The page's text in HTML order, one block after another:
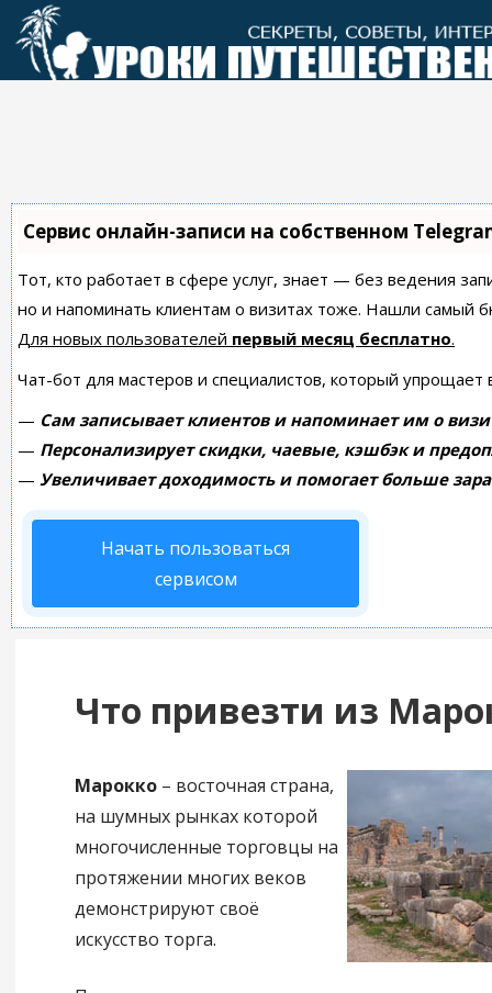
Перейти
контенту
Сервис онлайн-записи на собственном
Тот, кто работает в сфере услуг, знает — без ведения
но и напоминать клиентам о визитах тоже. Нашли самый
Для новых пользователей первый месяц бесплатно.
Чат-бот для мастеров и специалистов, который упрощает
— Сам записывает клиентов и напоминает им о
— Персонализирует скидки, чаевые, кэшбэк и
— Увеличивает доходимость и помогает больше
Начать пользоваться
сервисом
Что привезти из
Марокко– восточная страна,
на шумных рынках которой
многочисленные торговцы на
протяжении многих веков
демонстрируют своё
искусство торга.